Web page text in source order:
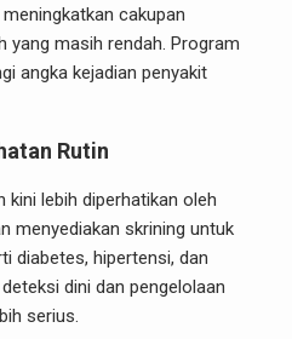
cakupan
yang masih rendah. Program
angka kejadian penyakit
Rutin
kini lebih diperhatikan oleh
menyediakan skrining untuk
diabetes, hipertensi, dan
dini dan pengelolaan
serius.